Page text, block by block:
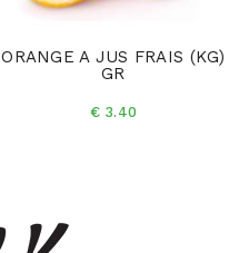
ORANGE A JUS FRAIS (KG)
GR
€ 3.40